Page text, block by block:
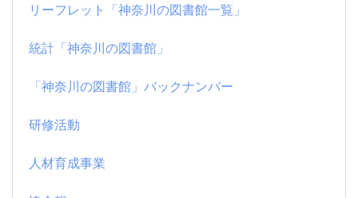
リーフレット「神奈川の図書館一覧」
統計「神奈川の図書館」
「神奈川の図書館」バックナンバー
研修活動
人材育成事業